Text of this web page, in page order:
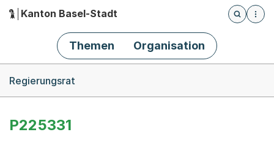
Hauptnavigation
Kanton Basel-Stadt
Öffnet
Themen Organisation
Regierungsrat
P225331